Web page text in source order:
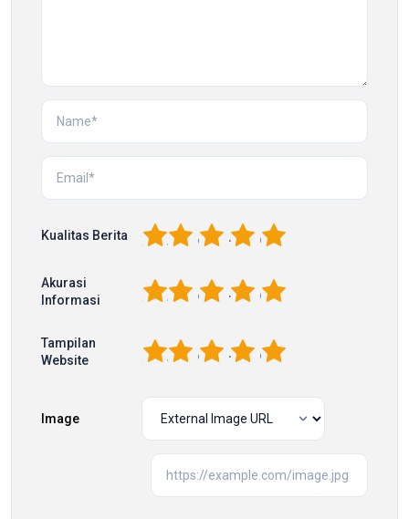
Kualitas Berita 5
4
3
2
Akurasi
Informasi
5
4
3
2
Tampilan
Website
5
4
3
2
Image